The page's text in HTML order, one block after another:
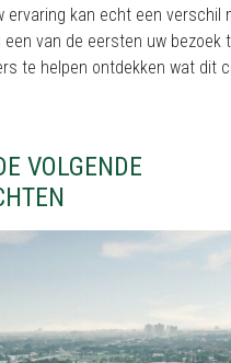
ervaring kan echt een verschil
van de eersten uw bezoek
te helpen ontdekken wat dit
VOLGENDE